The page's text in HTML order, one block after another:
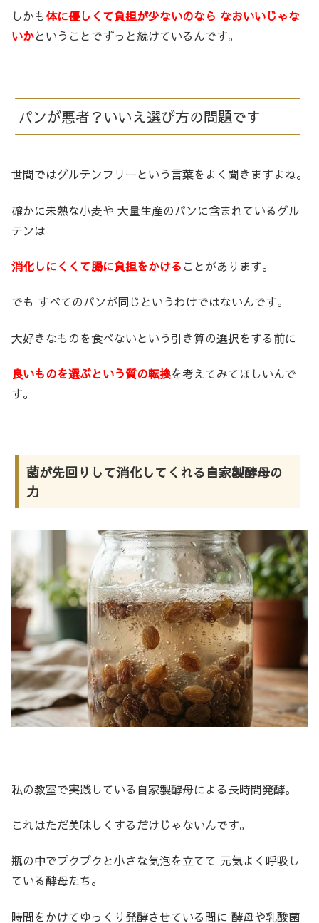
しかも体に優しくて負担が少ないのなら なおいいじゃな
いかということでずっと続けているんです。
パンが悪者？いいえ選び方の問題です
世間ではグルテンフリーという言葉をよく聞きますよね。
確かに未熟な小麦や 大量生産のパンに含まれているグル
テンは
消化しにくくて腸に負担をかけることがあります。
でも すべてのパンが同じというわけではないんです。
大好きなものを食べないという引き算の選択をする前に
良いものを選ぶという質の転換を考えてみてほしいんで
す。
菌が先回りして消化してくれる自家製酵母の
力
私の教室で実践している自家製酵母による長時間発酵。
これはただ美味しくするだけじゃないんです。
瓶の中でプクプクと小さな気泡を立てて 元気よく呼吸し
ている酵母たち。
時間をかけてゆっくり発酵させている間に 酵母や乳酸菌